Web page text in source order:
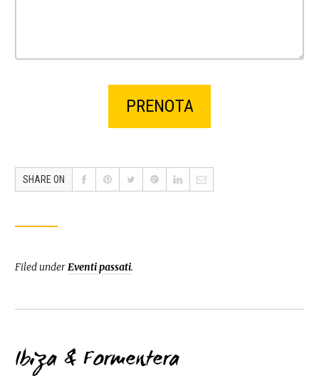
SHARE ON
Filed underEventi passati.
Ibiza & Formentera